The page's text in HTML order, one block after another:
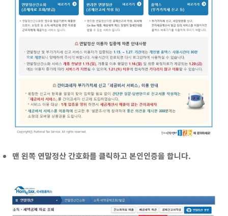
맨 왼쪽 연말정산 간호화를 클릭하고 본인인증을 합니다.